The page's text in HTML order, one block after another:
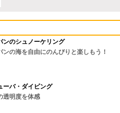
ンのシュノーケリング
ンの海を自由にのんびりと楽しもう！
ーバ・ダイビング
透明度を体感